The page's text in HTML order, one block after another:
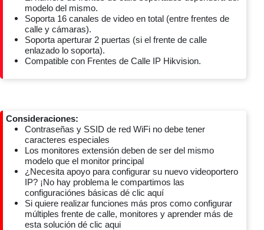
modelo del mismo.
Soporta 16 canales de video en total (entre frentes de
calle y cámaras).
Soporta aperturar 2 puertas (si el frente de calle
enlazado lo soporta).
Compatible con Frentes de Calle IP Hikvision.
Consideraciones:
Contraseñas y SSID de red WiFi no debe tener
caracteres especiales
Los monitores extensión deben de ser del mismo
modelo que el monitor principal
¿Necesita apoyo para configurar su nuevo videoportero
IP? ¡No hay problema le compartimos las
configuraciónes básicas dé clic aquí
Si quiere realizar funciones más pros como configurar
múltiples frente de calle, monitores y aprender más de
esta solución dé clic aqui